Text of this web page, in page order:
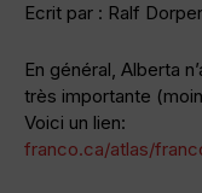
Ecrit par : Ralf
En général, Alberta
très importante
Voici un lien:
franco.ca/atlas/